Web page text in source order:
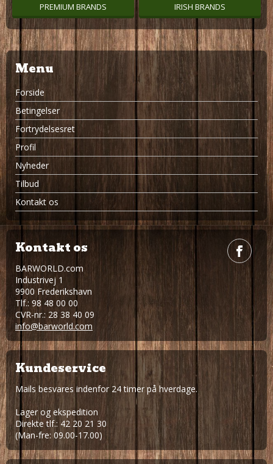
PREMIUM BRANDS IRISH BRANDS
Menu
Forside
Betingelser
Fortrydelsesret
Profil
Nyheder
Tilbud
Kontakt os
Kontakt os
BARWORLD.com
Industrivej 1
9900 Frederikshavn
Tlf.: 98 48 00 00
CVR-nr.: 28 38 40 09
info@barworld.com
Kundeservice
Mails besvares indenfor 24 timer på hverdage.
Lager og ekspedition
Direkte tlf.: 42 20 21 30
(Man-fre: 09.00-17.00)